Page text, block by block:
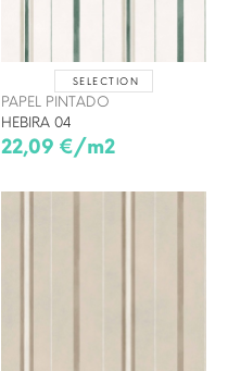
SELECTION
PAPEL PINTADO
HEBIRA 04
22,09 €/m2